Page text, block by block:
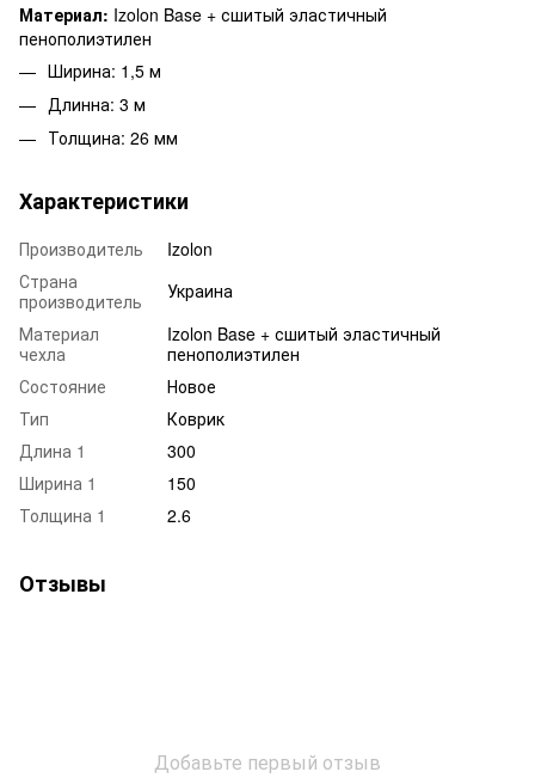
Материал: Izolon Base + сшитый эластичный
пенополиэтилен
Ширина: 1,5 м
Длинна: 3 м
Толщина: 26 мм
Характеристики
Производитель
Izolon
Страна
производитель
Украина
Материал
чехла
Izolon Base + сшитый эластичный
пенополиэтилен
Состояние
Новое
Тип
Коврик
Длина 1
300
Ширина 1
150
Толщина 1
2.6
Отзывы
Добавьте первый отзыв